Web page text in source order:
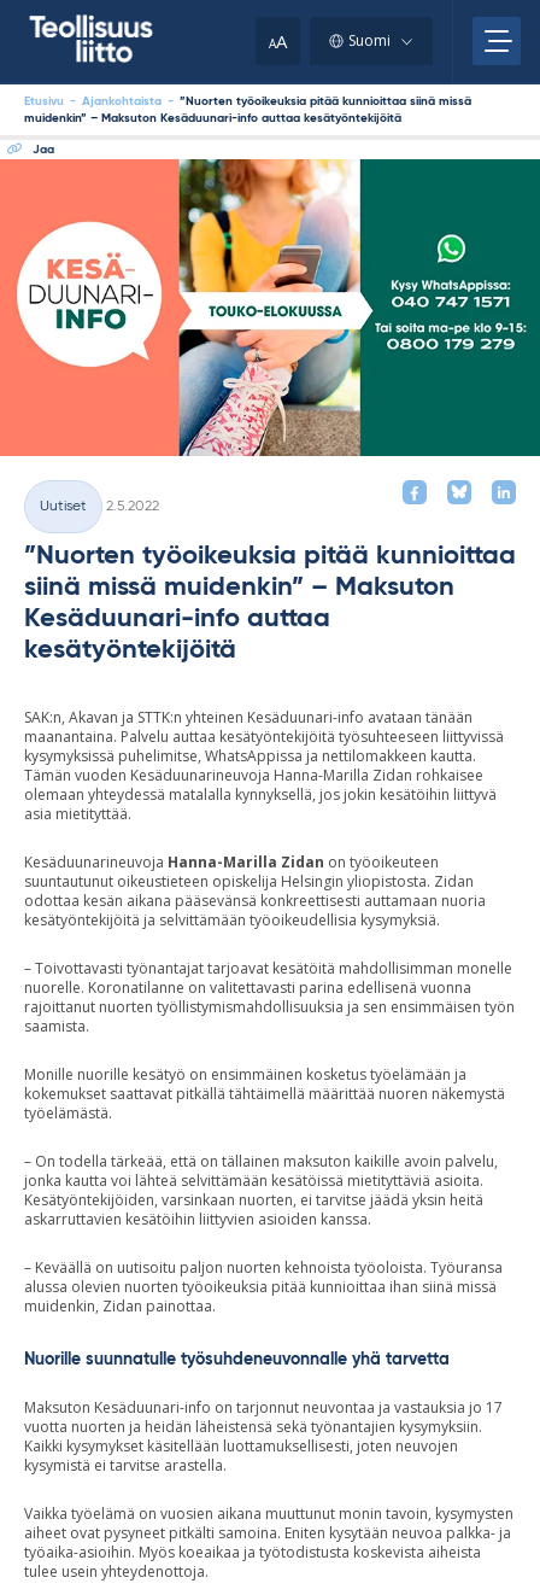
AA Suomi
Etusivu - Ajankohtaista - ”Nuorten työoikeuksia pitää kunnioittaa siinä missä
muidenkin” – Maksuton Kesäduunari-info auttaa kesätyöntekijöitä
Jaa
Kategoriat
Uutiset
2.5.2022
”Nuorten työoikeuksia pitää kunnioittaa
siinä missä muidenkin” – Maksuton
Kesäduunari-info auttaa
kesätyöntekijöitä
SAK:n, Akavan ja STTK:n yhteinen Kesäduunari-info avataan tänään
maanantaina. Palvelu auttaa kesätyöntekijöitä työsuhteeseen liittyvissä
kysymyksissä puhelimitse, WhatsAppissa ja nettilomakkeen kautta.
Tämän vuoden Kesäduunarineuvoja Hanna-Marilla Zidan rohkaisee
olemaan yhteydessä matalalla kynnyksellä, jos jokin kesätöihin liittyvä
asia mietityttää.
Kesäduunarineuvoja Hanna-Marilla Zidan on työoikeuteen
suuntautunut oikeustieteen opiskelija Helsingin yliopistosta. Zidan
odottaa kesän aikana pääsevänsä konkreettisesti auttamaan nuoria
kesätyöntekijöitä ja selvittämään työoikeudellisia kysymyksiä.
– Toivottavasti työnantajat tarjoavat kesätöitä mahdollisimman monelle
nuorelle. Koronatilanne on valitettavasti parina edellisenä vuonna
rajoittanut nuorten työllistymismahdollisuuksia ja sen ensimmäisen työn
saamista.
Monille nuorille kesätyö on ensimmäinen kosketus työelämään ja
kokemukset saattavat pitkällä tähtäimellä määrittää nuoren näkemystä
työelämästä.
– On todella tärkeää, että on tällainen maksuton kaikille avoin palvelu,
jonka kautta voi lähteä selvittämään kesätöissä mietityttäviä asioita.
Kesätyöntekijöiden, varsinkaan nuorten, ei tarvitse jäädä yksin heitä
askarruttavien kesätöihin liittyvien asioiden kanssa.
– Keväällä on uutisoitu paljon nuorten kehnoista työoloista. Työuransa
alussa olevien nuorten työoikeuksia pitää kunnioittaa ihan siinä missä
muidenkin, Zidan painottaa.
Nuorille suunnatulle työsuhdeneuvonnalle yhä tarvetta
Maksuton Kesäduunari-info on tarjonnut neuvontaa ja vastauksia jo 17
vuotta nuorten ja heidän läheistensä sekä työnantajien kysymyksiin.
Kaikki kysymykset käsitellään luottamuksellisesti, joten neuvojen
kysymistä ei tarvitse arastella.
Vaikka työelämä on vuosien aikana muuttunut monin tavoin, kysymysten
aiheet ovat pysyneet pitkälti samoina. Eniten kysytään neuvoa palkka- ja
työaika-asioihin. Myös koeaikaa ja työtodistusta koskevista aiheista
tulee usein yhteydenottoja.
clipboard.)